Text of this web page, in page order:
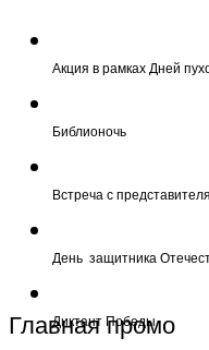
Акция в рамках Дней
Библионочь
Встреча с
День защитника
Диктант Победы
Главная промо